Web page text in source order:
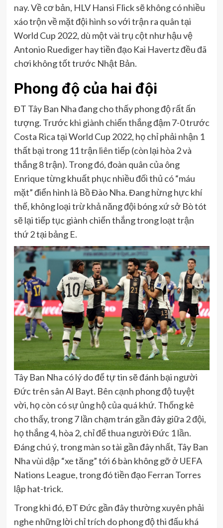
nay. Về cơ bản, HLV Hansi Flick sẽ không có nhiều
xáo trộn về mặt đội hình so với trận ra quân tại
World Cup 2022, dù một vài trụ cột như hậu vệ
Antonio Ruediger hay tiền đạo Kai Havertz đều đã
chơi không tốt trước Nhật Bản.
Phong độ của hai đội
ĐT Tây Ban Nha đang cho thấy phong độ rất ấn
tượng. Trước khi giành chiến thắng đậm 7-0 trước
Costa Rica tại World Cup 2022, họ chỉ phải nhận 1
thất bại trong 11 trận liên tiếp (còn lại hòa 2 và
thắng 8 trận). Trong đó, đoàn quân của ông
Enrique từng khuất phục nhiều đối thủ có “máu
mặt” điển hình là Bồ Đào Nha. Đang hừng hực khí
thế, không loại trừ khả năng đội bóng xứ sở Bò tót
sẽ lại tiếp tục giành chiến thắng trong loạt trận
thứ 2 tại bảng E.
Tây Ban Nha có lý do để tự tin sẽ đánh bại người
Đức trên sân Al Bayt. Bên cạnh phong độ tuyệt
vời, họ còn có sự ủng hộ của quá khứ. Thống kê
cho thấy, trong 7 lần chạm trán gần đây giữa 2 đội,
họ thắng 4, hòa 2, chỉ để thua người Đức 1 lần.
Đáng chú ý, trong màn so tài gần đây nhất, Tây Ban
Nha vùi dập “xe tăng” tới 6 bàn không gỡ ở UEFA
Nations League, trong đó tiền đạo Ferran Torres
lập hat-trick.
Trong khi đó, ĐT Đức gần đây thường xuyên phải
nghe những lời chỉ trích do phong độ thi đấu khá